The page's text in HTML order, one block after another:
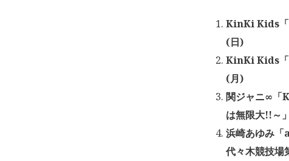
KinKi Kids「
(日)
KinKi Kids「
(月)
関ジャニ∞「
は無限大!!～
浜崎あゆみ
代々木競技場